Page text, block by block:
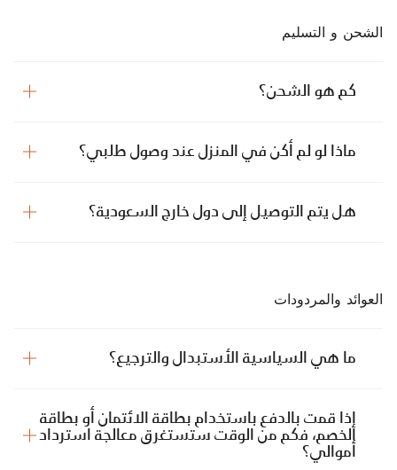
الشحن و التسليم
كم هو الشحن؟
ماذا لو لم أكن في المنزل عند وصول طلبي؟
هل يتم التوصيل إلى دول خارج السعودية؟
العوائد والمردودات
ما هي السياسية الأستبدال والترجيع؟
إذا قمت بالدفع باستخدام بطاقة الائتمان أو بطاقة
الخصم، فكم من الوقت ستستغرق معالجة استرداد
أموالي؟